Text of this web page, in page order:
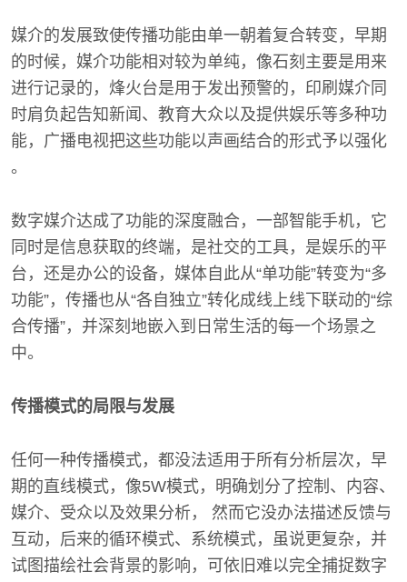
媒介的发展致使传播功能由单一朝着复合转变，早期
的时候，媒介功能相对较为单纯，像石刻主要是用来
进行记录的，烽火台是用于发出预警的，印刷媒介同
时肩负起告知新闻、教育大众以及提供娱乐等多种功
能，广播电视把这些功能以声画结合的形式予以强化
。
数字媒介达成了功能的深度融合，一部智能手机，它
同时是信息获取的终端，是社交的工具，是娱乐的平
台，还是办公的设备，媒体自此从“单功能”转变为“多
功能”，传播也从“各自独立”转化成线上线下联动的“综
合传播”，并深刻地嵌入到日常生活的每一个场景之
中。
传播模式的局限与发展
任何一种传播模式，都没法适用于所有分析层次，早
期的直线模式，像5W模式，明确划分了控制、内容、
媒介、受众以及效果分析， 然而它没办法描述反馈与
互动，后来的循环模式、系统模式，虽说更复杂，并
试图描绘社会背景的影响，可依旧难以完全捕捉数字